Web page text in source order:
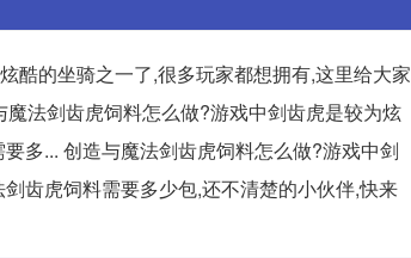
酷的坐骑之一了,很多玩家都想拥有,这里给大家
法剑齿虎饲料怎么做?游戏中剑齿虎是较为炫
多... 创造与魔法剑齿虎饲料怎么做?游戏中剑
齿虎饲料需要多少包,还不清楚的小伙伴,快来